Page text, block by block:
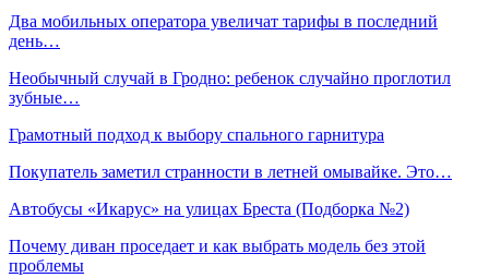
Два мобильных оператора увеличат тарифы в последний
день…
Необычный случай в Гродно: ребенок случайно проглотил
зубные…
Грамотный подход к выбору спального гарнитура
Покупатель заметил странности в летней омывайке. Это…
Автобусы «Икарус» на улицах Бреста (Подборка №2)
Почему диван проседает и как выбрать модель без этой
проблемы